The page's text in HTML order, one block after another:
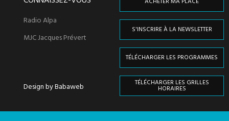
Radio Alpa
MJC Jacques Prévert
Design by Babaweb
S'INSCRIRE À LA NEWSLETTER
TÉLÉCHARGER LES PROGRAMMES
TÉLÉCHARGER LES GRILLES
HORAIRES